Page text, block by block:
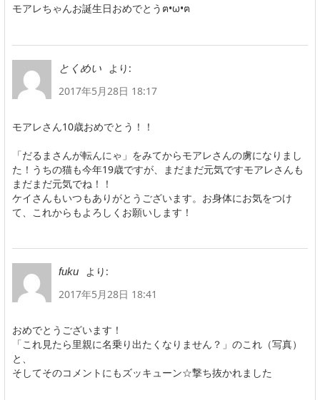
モアレちゃんお誕生日おめでとうฅ•ω•ฅ
とくめい
より:
2017年5月28日 18:17
モアレさん10歳おめでとう！！
「だるまさんが転んにゃ」をみてからモアレさんの虜になりまし
た！うちの猫も今年19歳ですが、まだまだ元気ですモアレさんも
まだまだ元気でね！！
ケイさんもいつもありがとうございます。お身体にお気をつけ
て、これからもよろしくお願いします！
fuku
より:
2017年5月28日 18:41
おめでとうございます！
「これ見たら里親に名乗り出たくなりません？」のこれ（写真）
と、
そしてそのコメントにもズッキューン☆撃ち抜かれました